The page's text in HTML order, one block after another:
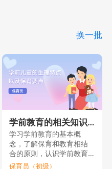
舞台上自如地展现自己的换一批
学前教育的相关知识（一）
学习学前教育的基本概
念，了解保育和教育相结
合的原则，认识学前教育
的重要性。
保育员（初级）